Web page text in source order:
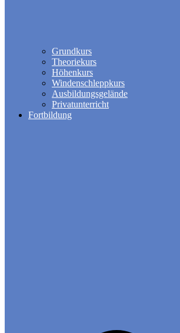
Grundkurs
Theoriekurs
Höhenkurs
Windenschleppkurs
Ausbildungsgelände
Privatunterricht
Fortbildung